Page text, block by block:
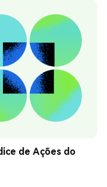
de Ações do